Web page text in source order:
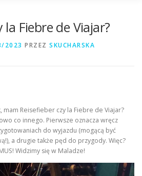
la Fiebre de Viajar?
2023 PRZEZ SKUCHARSKA
Reisefieber czy la Fiebre de Viajar?
co innego. Pierwsze oznacza wręcz
do wyjazdu (mogącą być
a drugie także pęd do przygody. Więc?
Widzimy się w Maladze!